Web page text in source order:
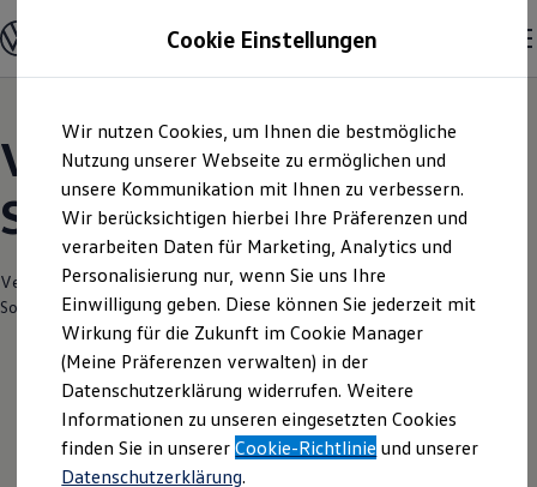
Hauptinhalt
springen
Footer
springen
Modelle und Konfigurator
Konfigurator
Modelle vergleichen
Elektroautos
ENERGY Sondermodelle
Nutzfahrzeuge
SUV und CUV
Familienautos
Kombis
Kompaktwagen
Sportwagen
Schnell verfügbare Fahrzeuge
Angebote und Produkte
Aktuelle Angebote
E-Auto-Förderung
Volkswagen Marktplatz
Die ENERGY Sondermodelle
Junge Gebrauchtwagen und Gebrauchtwagen
Volkswagen Zertifizierte Gebrauchtwagen
Volkswagen Modelle |
Siegfried Erkner & Sohn
Verantwortlich für die Inhalte auf dieser Seite ist die Siegfried Erkner &
Sohn GmbH (Impressum & Rechtliches )
Cookie Einstellungen
Wir nutzen Cookies, um Ihnen die bestmögliche
Nutzung unserer Webseite zu ermöglichen und
unsere Kommunikation mit Ihnen zu verbessern.
Wir berücksichtigen hierbei Ihre Präferenzen und
verarbeiten Daten für Marketing, Analytics und
Personalisierung nur, wenn Sie uns Ihre
Einwilligung geben. Diese können Sie jederzeit mit
Wirkung für die Zukunft im Cookie Manager
(Meine Präferenzen verwalten) in der
Datenschutzerklärung widerrufen. Weitere
Informationen zu unseren eingesetzten Cookies
finden Sie in unsererCookie-Richtlinie und unserer
Datenschutzerklärung.